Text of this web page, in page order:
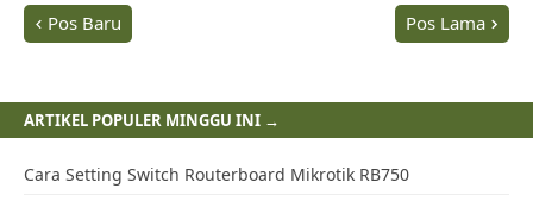
Pos Baru Pos Lama
ARTIKEL POPULER MINGGU INI →
Cara Setting Switch Routerboard Mikrotik RB750